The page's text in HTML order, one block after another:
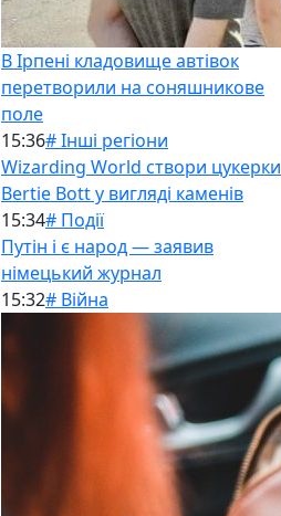
В Ірпені кладовище автівок
перетворили на соняшникове
поле
15:36# Інші регіони
Wizarding World створи цукерки
Bertie Bott у вигляді каменів
15:34# Події
Путін і є народ — заявив
німецький журнал
15:32# Війна